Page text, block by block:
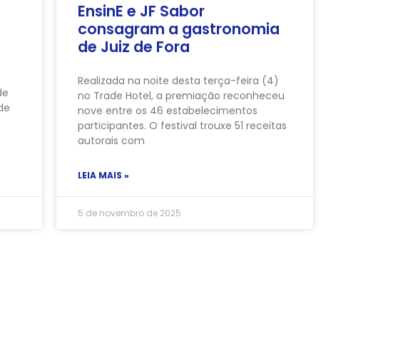
EnsinE e JF Sabor
consagram a gastronomia
de Juiz de Fora
Realizada na noite desta terça-feira (4)
no Trade Hotel, a premiação reconheceu
nove entre os 46 estabelecimentos
participantes. O festival trouxe 51 receitas
autorais com
LEIA MAIS »
5 de novembro de 2025